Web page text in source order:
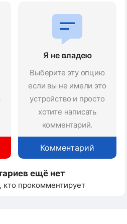
Я не владею
Выберите эту опцию
если вы не имели это
устройство и просто
хотите написать
комментарий.
Комментарий
ещё нет
кто прокомментирует